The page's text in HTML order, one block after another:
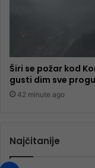
Širi se požar kod
gusti dim sve
42 minute ago
Najčitanije